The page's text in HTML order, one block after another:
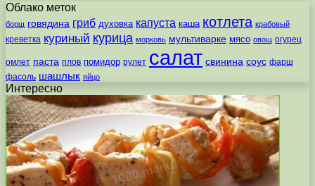
Облако меток
борщ говядина гриб духовка капуста каша котлета крабовый
креветка куриный курица морковь мультиварке мясо овощ огурец
омлет паста плов помидор рулет салат свинина соус фарш
фасоль шашлык яйцо
Интересно